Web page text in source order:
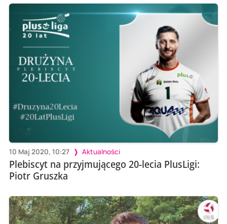
10 Maj 2020, 10:27 Aktualności
Plebiscyt na przyjmującego 20-lecia PlusLigi:
Piotr Gruszka